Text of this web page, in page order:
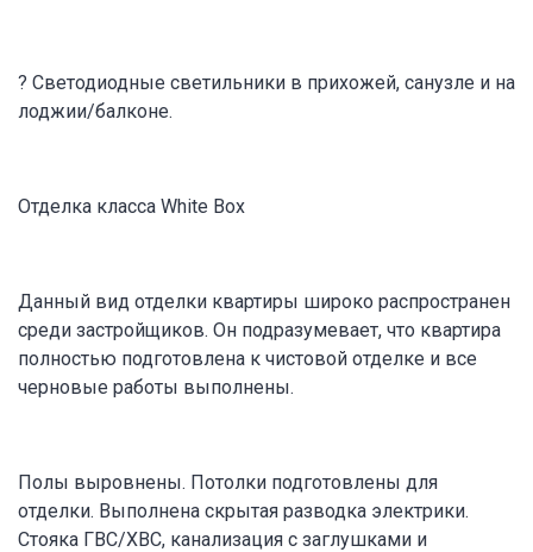
? Светодиодные светильники в прихожей, санузле и на
лоджии/балконе.
Отделка класса White Box
Данный вид отделки квартиры широко распространен
среди застройщиков. Он подразумевает, что квартира
полностью подготовлена к чистовой отделке и все
черновые работы выполнены.
Полы выровнены. Потолки подготовлены для
отделки. Выполнена скрытая разводка электрики.
Стояка ГВС/ХВС, канализация с заглушками и